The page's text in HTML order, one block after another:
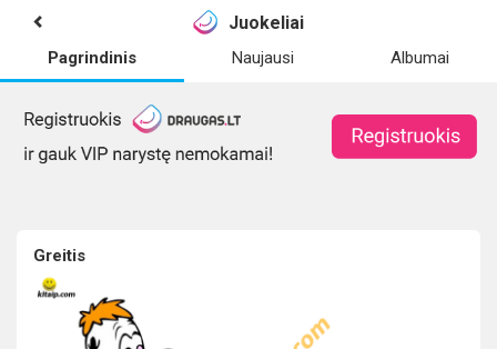
Juokeliai
Pagrindinis Naujausi Albumai
Greitis